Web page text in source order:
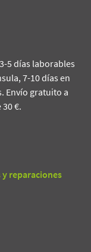
5 días laborables
7-10 días en
Envío gratuito a
€.
reparaciones